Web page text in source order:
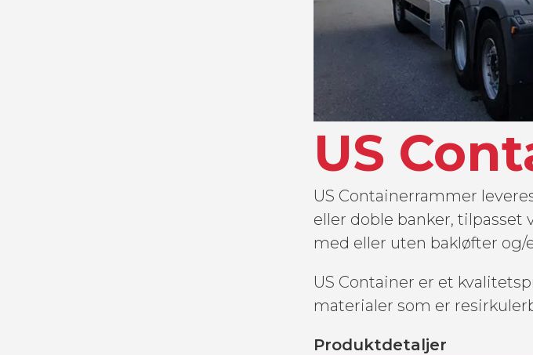
US
US Containerrammer
eller doble banker, tilpasset
med eller uten bakløfter og/
US Container er et
materialer som er
Produktdetaljer